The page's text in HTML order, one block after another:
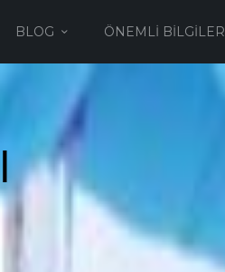
BLOG ÖNEMLI BILGILER